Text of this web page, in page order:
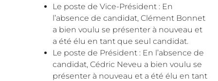
Le poste de Vice-Président : En
l’absence de candidat, Clément Bonnet
a bien voulu se présenter à nouveau et
a été élu en tant que seul candidat.
Le poste de Président : En l’absence de
candidat, Cédric Neveu a bien voulu se
présenter à nouveau et a été élu en tant